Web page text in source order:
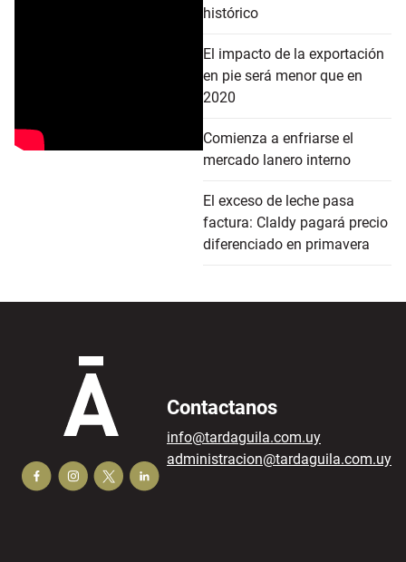
histórico
El impacto de la exportación
en pie será menor que en
2020
Comienza a enfriarse el
mercado lanero interno
El exceso de leche pasa
factura: Claldy pagará precio
diferenciado en primavera
Contactanos
info@tardaguila.com.uy
administracion@tardaguila.com.uy